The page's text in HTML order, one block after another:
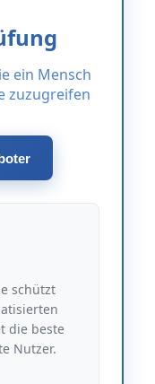
ein Mensch
zuzugreifen
schützt
die beste
Nutzer.